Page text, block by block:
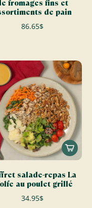
fromages fins et
de pain
86.65$
salade-repas La
au poulet grillé
34.95$